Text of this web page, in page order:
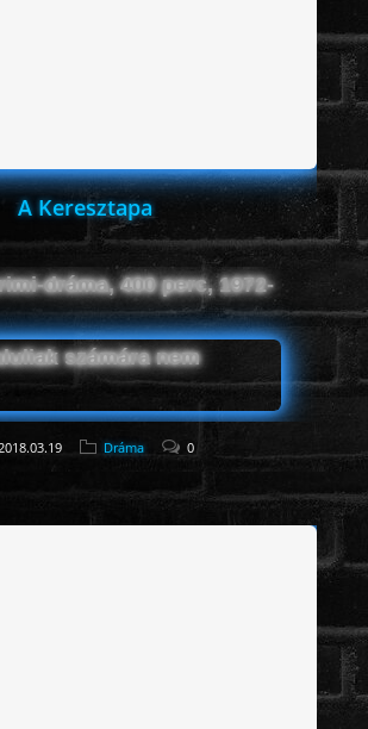
A Keresztapa
dráma, 400 perc, 1972-
2018.03.19 Dráma 0